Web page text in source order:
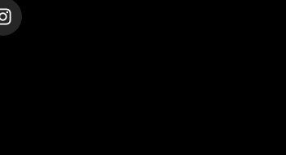
تنظيم أفضل وتجربة